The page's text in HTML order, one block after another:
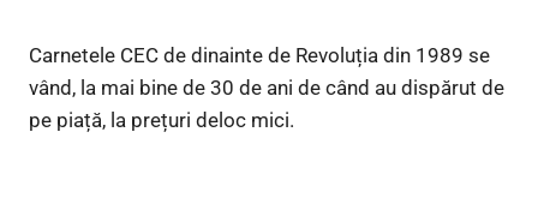
Carnetele CEC de dinainte de Revoluția din 1989 se
vând, la mai bine de 30 de ani de când au dispărut de
pe piață, la prețuri deloc mici.